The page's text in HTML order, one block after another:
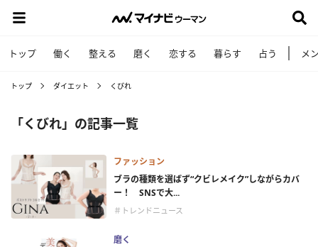
トップ 働く 整える 磨く 恋する 暮らす 占う メ
トップ ダイエット くびれ
「くびれ」の記事一覧
ファッション
ブラの種類を選ばず“クビレメイク”しながらカバ
ー！ SNSで大...
＃トレンドニュース
磨く